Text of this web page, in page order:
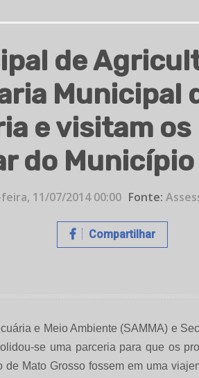
de
Municipal
e visitam
do
11/07/2014 00:00 Fonte:
Compartilhar
e Meio Ambiente (SAMMA) e
se uma parceria para que os
Mato Grosso fossem em uma